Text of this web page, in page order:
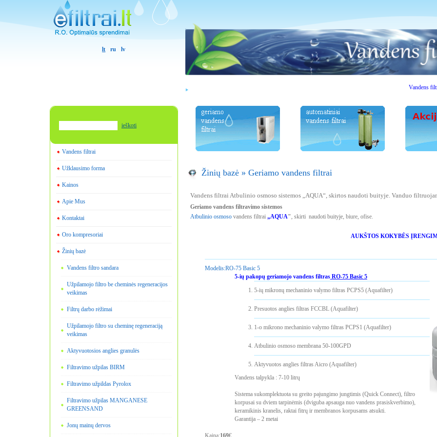
lt ru lv
Vandens filtrai.
ieškoti
Vandens filtrai
Užklausimo forma
Kainos
Apie Mus
Kontaktai
Oro kompresoriai
Žinių bazė
Vandens filtro sandara
Užpilamojo filtro be cheminės regeneracijos
veikimas
Filtrų darbo rėžimai
Užpilamojo filtro su cheminę regeneraciją
veikimas
Aktyvuotosios anglies granulės
Filtravimo užpilas BIRM
Filtravimo užpildas Pyrolox
Filtravimo užpilas MANGANESE
GREENSAND
Jonų mainų dervos
Žinių bazė» Geriamo vandens filtrai
Vandens filtrai Atbulinio osmoso sistemos „AQUA“, skirtos naudoti buityje. Vanduo
Geriamo vandens filtravimo sistemos
Atbulinio osmosovandens filtrai „AQUA", skirti naudoti buityje, biure, ofise.
AUKŠTOS KOKYBĖS
Modelis:RO-75 Basic 5
5-ių pakopų geriamojo vandens filtrasRO-75 Basic 5
5-ių mikronų mechaninio valymo filtras PCPS5 (Aquafilter)
Presuotos anglies filtras FCCBL (Aquafilter)
1-o mikrono mechaninio valymo filtras PCPS1 (Aquafilter)
Atbulinio osmoso membrana 50-100GPD
Aktyvuotos anglies filtras Aicro (Aquafilter)
Vandens talpykla : 7-10 litrų
Sistema sukomplektuota su greito pajungimo jungtimis (Quick Connect), filtro
korpusai su dviem tarpinėmis (dviguba apsauga nuo vandens prasiskverbimo),
keramikinis kranelis, raktai fitrų ir membranos korpusams atsukti.
Garantija – 2 metai
Kaina:169€